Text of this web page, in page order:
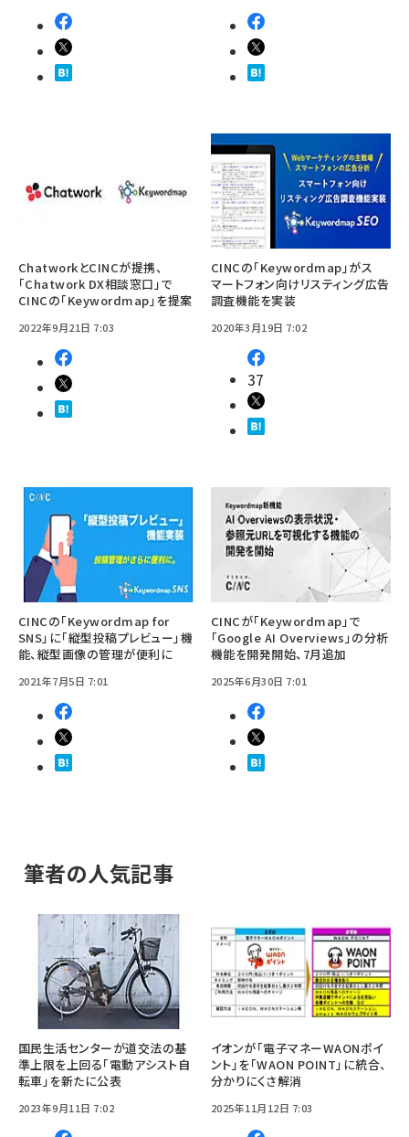
ChatworkとCINCが提携、
「Chatwork DX相談窓口」で
CINCの「Keywordmap」を提案
2022年9月21日 7:03
CINCの「Keywordmap」がス
マートフォン向けリスティング広告
調査機能を実装
2020年3月19日 7:02
37
CINCの「Keywordmap for
SNS」に「縦型投稿プレビュー」機
能、縦型画像の管理が便利に
2021年7月5日 7:01
CINCが「Keywordmap」で
「Google AI Overviews」の分析
機能を開発開始、7月追加
2025年6月30日 7:01
筆者の人気記事
国民生活センターが道交法の基
準上限を上回る「電動アシスト自
転車」を新たに公表
2023年9月11日 7:02
イオンが「電子マネーWAONポイ
ント」を「WAON POINT」に統合、
分かりにくさ解消
2025年11月12日 7:03